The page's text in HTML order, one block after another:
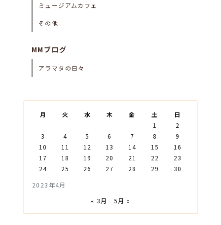
ミュージアムカフェ
その他
MMブログ
アラマタの日々
2023年4月
月 火 水 木 金 土
日
1
2
3
4 5 6 7 8
9
10
11 12 13 14 15
16
17
18 19 20 21 22
23
24
25 26 27 28 29 30
« 3月 5月 »